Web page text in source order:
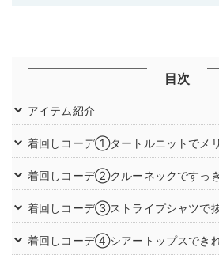
目次
アイテム紹介
着回しコーデ①タートルニットでメ
着回しコーデ②クルーネックですっ
着回しコーデ③ストライプシャツで
着回しコーデ④シアートップスでき